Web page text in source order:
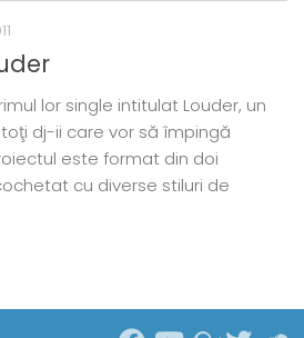
lor single intitulat Louder, un
dj-ii care vor să împingă
este format din doi
cu diverse stiluri de